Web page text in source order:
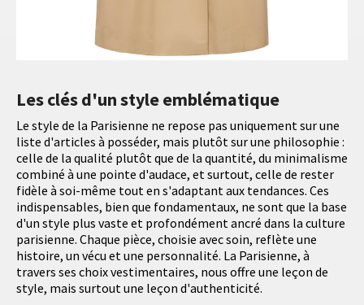
Les clés d'un style emblématique
Le style de la Parisienne ne repose pas uniquement sur une
liste d'articles à posséder, mais plutôt sur une philosophie :
celle de la qualité plutôt que de la quantité, du minimalisme
combiné à une pointe d'audace, et surtout, celle de rester
fidèle à soi-même tout en s'adaptant aux tendances. Ces
indispensables, bien que fondamentaux, ne sont que la base
d'un style plus vaste et profondément ancré dans la culture
parisienne. Chaque pièce, choisie avec soin, reflète une
histoire, un vécu et une personnalité. La Parisienne, à
travers ses choix vestimentaires, nous offre une leçon de
style, mais surtout une leçon d'authenticité.